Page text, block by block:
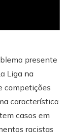
presente
Liga na
competições
característica
casos em
racistas